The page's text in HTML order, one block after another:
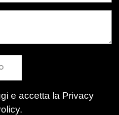
e accetta la Privacy
.